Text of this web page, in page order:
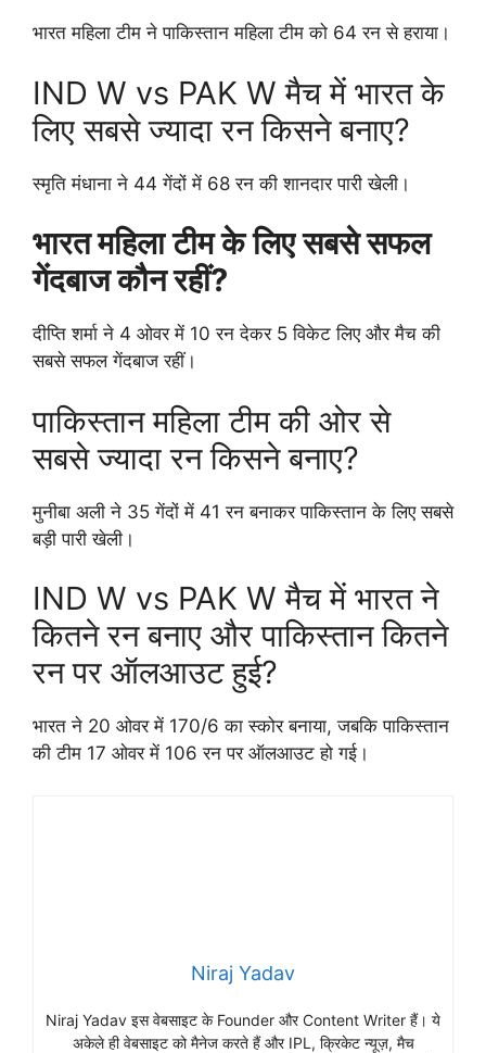
भारत महिला टीम ने पाकिस्तान महिला टीम को 64 रन से हराया।
IND W vs PAK W मैच में भारत के
लिए सबसे ज्यादा रन किसने बनाए?
स्मृति मंधाना ने 44 गेंदों में 68 रन की शानदार पारी खेली।
भारत महिला टीम के लिए सबसे सफल
गेंदबाज कौन रहीं?
दीप्ति शर्मा ने 4 ओवर में 10 रन देकर 5 विकेट लिए और मैच की
सबसे सफल गेंदबाज रहीं।
पाकिस्तान महिला टीम की ओर से
सबसे ज्यादा रन किसने बनाए?
मुनीबा अली ने 35 गेंदों में 41 रन बनाकर पाकिस्तान के लिए सबसे
बड़ी पारी खेली।
IND W vs PAK W मैच में भारत ने
कितने रन बनाए और पाकिस्तान कितने
रन पर ऑलआउट हुई?
भारत ने 20 ओवर में 170/6 का स्कोर बनाया, जबकि पाकिस्तान
की टीम 17 ओवर में 106 रन पर ऑलआउट हो गई।
Niraj Yadav
Niraj Yadav इस वेबसाइट के Founder और Content Writer हैं। ये
अकेले ही वेबसाइट को मैनेज करते हैं और IPL, क्रिकेट न्यूज़, मैच